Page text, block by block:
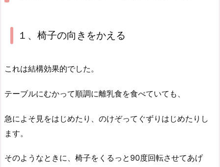
１、椅子の向きをかえる
これは結構効果的でした。
テーブルにむかって順調に離乳食を食べていても、
急によそ見をはじめたり、のけぞってぐずりはじめたりし
ます。
そのようなときに、椅子をくるっと90度回転させてあげ